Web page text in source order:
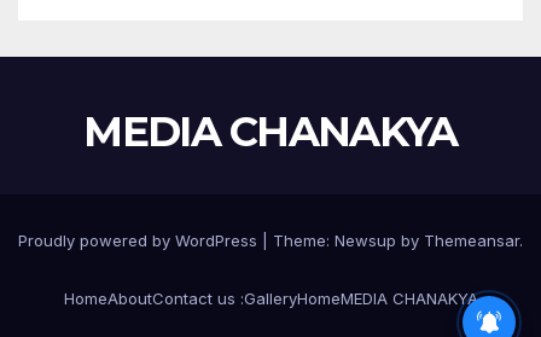
MEDIA CHANAKYA
Proudly powered by WordPress Theme: Newsup by Themeansar.
HomeAboutContact us :GalleryHomeMEDIA CHANAKYA